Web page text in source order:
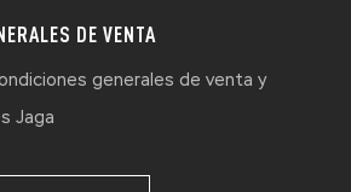
DE VENTA
generales de venta y
Jaga